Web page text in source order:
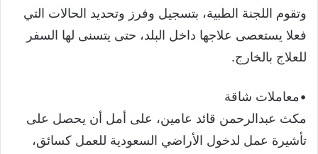
وتقوم اللجنة الطبية، بتسجيل وفرز وتحديد الحالات التي
فعلا يستعصى علاجها داخل البلد، حتى يتسنى لها السفر
للعلاج بالخارج.
•معاملات شاقة
مكث عبدالرحمن قائد عامين، على أمل أن يحصل على
تأشيرة عمل لدخول الأراضي السعودية للعمل كسائق،